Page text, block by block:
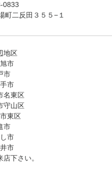
0833
町二反田３５５−１
地区
市
市
市
名東区
守山区
東区
市
市
市
下さい。